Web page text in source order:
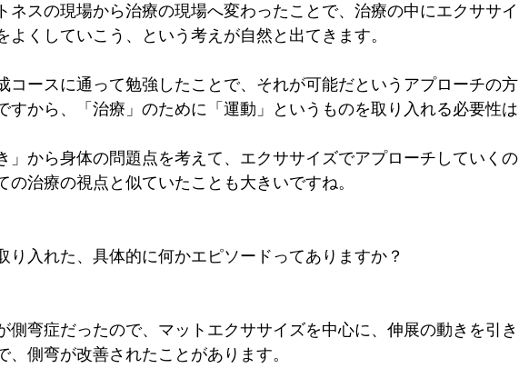
ネスの現場から治療の現場へ変わったことで、治療の中にエクササイ
よくしていこう、という考えが自然と出てきます。
コースに通って勉強したことで、それが可能だというアプローチの方
すから、「治療」のために「運動」というものを取り入れる必要性は
」から身体の問題点を考えて、エクササイズでアプローチしていくの
の治療の視点と似ていたことも大きいですね。
り入れた、具体的に何かエピソードってありますか？
側弯症だったので、マットエクササイズを中心に、伸展の動きを引き
、側弯が改善されたことがあります。